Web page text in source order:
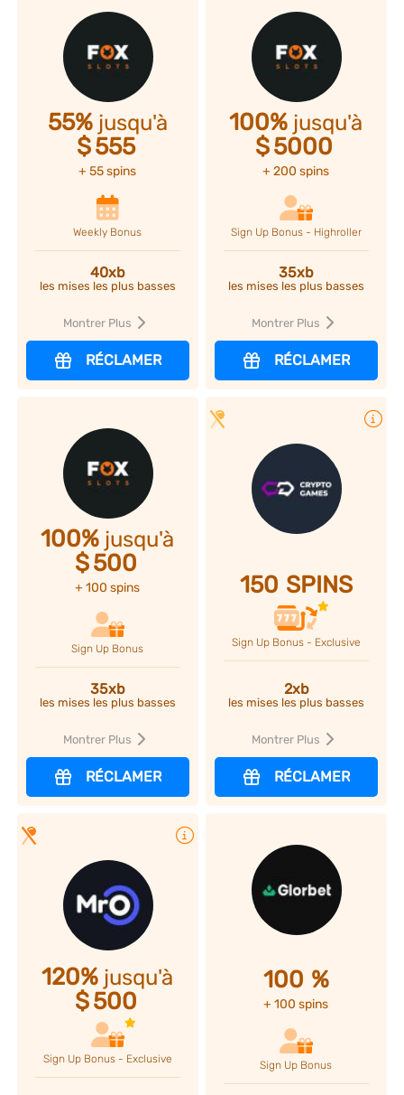
55%jusqu'à
$555
+ 55 spins
Weekly Bonus
40xb
les mises les plus basses
Montrer Plus
RÉCLAMER
100% jusqu'à
$5000
+ 200 spins
Sign Up Bonus - Highroller
35xb
les mises les plus basses
Montrer Plus
RÉCLAMER
100% jusqu'à
$500
+ 100 spins
Sign Up Bonus
35xb
les mises les plus basses
Montrer Plus
RÉCLAMER
Plus d'infos
150 SPINS
Sign Up Bonus - Exclusive
2xb
les mises les plus basses
Montrer Plus
RÉCLAMER
Plus d'infos
120% jusqu'à
$500
Sign Up Bonus - Exclusive
100 %
+ 100 spins
Sign Up Bonus